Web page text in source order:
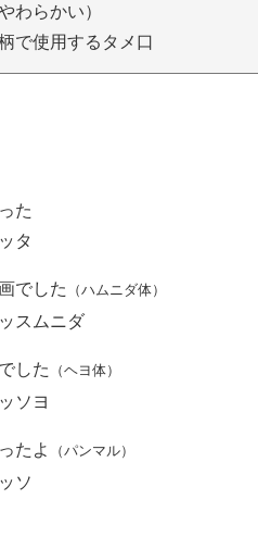
らかい）
で使用するタメ口
た
タ
でした （ハムニダ体）
スムニダ
した （ヘヨ体）
ソヨ
たよ （パンマル）
ソ